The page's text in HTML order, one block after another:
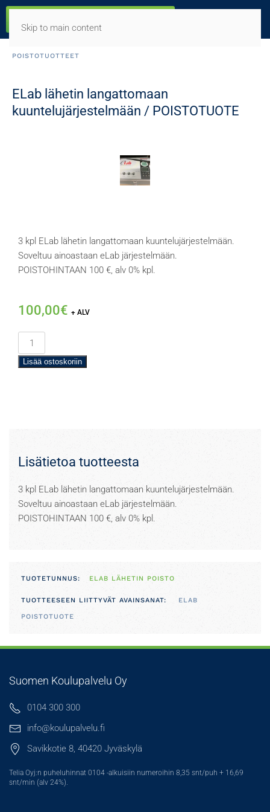
Skip to main content
POISTOTUOTTEET
ELab lähetin langattomaan
kuuntelujärjestelmään / POISTOTUOTE
3 kpl ELab lähetin langattomaan kuuntelujärjestelmään.
Soveltuu ainoastaan eLab järjestelmään.
POISTOHINTAAN 100 €, alv 0% kpl.
100,00€ + ALV
ELab
lähetin
langattomaan
Lisää ostoskoriin
Lisätietoa tuotteesta
3 kpl ELab lähetin langattomaan kuuntelujärjestelmään.
Soveltuu ainoastaan eLab järjestelmään.
POISTOHINTAAN 100 €, alv 0% kpl.
TUOTETUNNUS: ELAB LÄHETIN POISTO
TUOTTEESEEN LIITTYVÄT AVAINSANAT: ELAB
POISTOTUOTE
Suomen Koulupalvelu Oy
0104 300 300
info@koulupalvelu.fi
Savikkotie 8, 40420 Jyväskylä
Telia Oyj:n puheluhinnat 0104 -alkuisiin numeroihin 8,35 snt/puh + 16,69
snt/min (alv 24%).